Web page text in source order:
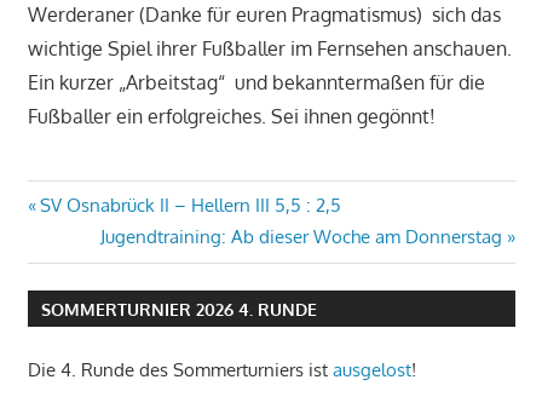
Werderaner (Danke für euren Pragmatismus) sich das
wichtige Spiel ihrer Fußballer im Fernsehen anschauen.
Ein kurzer „Arbeitstag“ und bekanntermaßen für die
Fußballer ein erfolgreiches. Sei ihnen gegönnt!
Beitragsnavigation
Vorheriger
SV Osnabrück II – Hellern III 5,5 : 2,5
Nächster
Beitrag:
Jugendtraining: Ab dieser Woche am Donnerstag
SOMMERTURNIER 2026 4. RUNDE
Die 4. Runde des Sommerturniers ist ausgelost!